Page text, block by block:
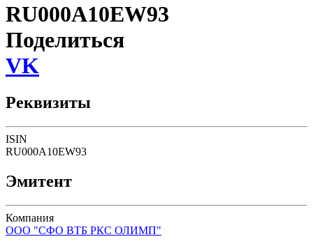
RU000A10EW93
Поделиться
VK
Реквизиты
ISIN
RU000A10EW93
Эмитент
Компания
ООО "СФО ВТБ РКС ОЛИМП"